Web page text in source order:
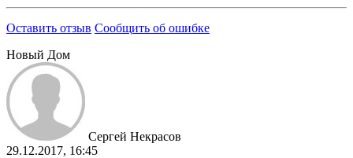
Оставить отзыв Сообщить об ошибке
Новый Дом
Сергей Некрасов
29.12.2017, 16:45